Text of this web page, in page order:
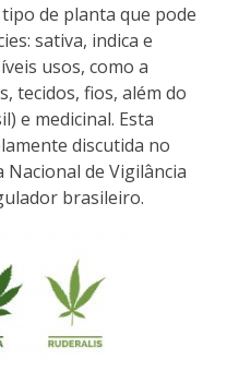
de planta que pode
sativa, indica e
usos, como a
tecidos, fios, além do
e medicinal. Esta
discutida no
de Vigilância
brasileiro.